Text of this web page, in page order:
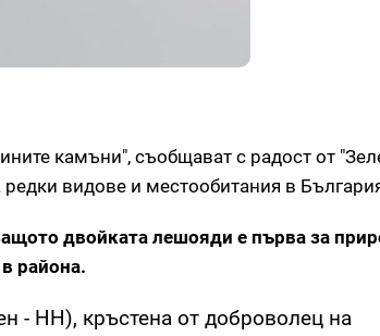
камъни", съобщават с радост от
видове и местообитания в
двойката лешояди е първа за
района.
- НН), кръстена от доброволец на